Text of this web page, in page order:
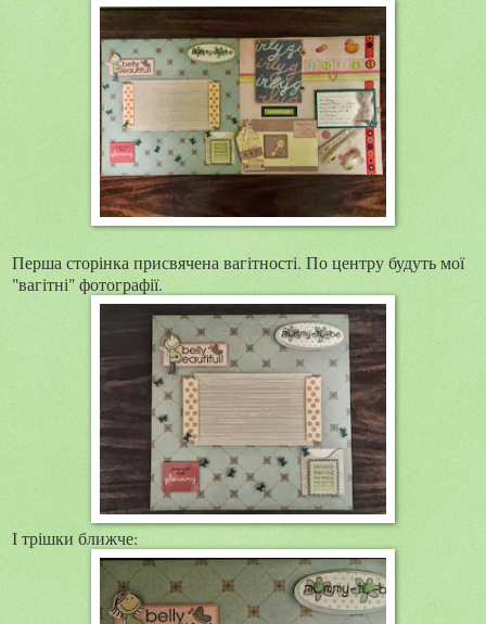
Перша сторінка присвячена вагітності. По центру будуть мої
"вагітні" фотографії.
І трішки ближче: